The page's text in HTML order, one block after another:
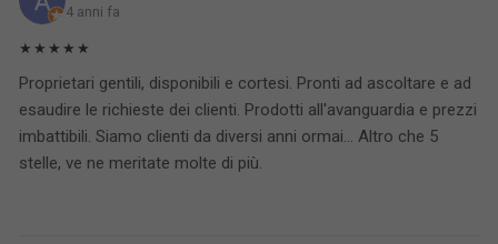
4 anni fa
★★★★★
Proprietari gentili, disponibili e cortesi. Pronti ad ascoltare e ad
esaudire le richieste dei clienti. Prodotti all'avanguardia e prezzi
imbattibili. Siamo clienti da diversi anni ormai... Altro che 5
stelle, ve ne meritate molte di più.